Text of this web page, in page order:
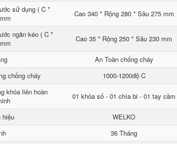
sử dụng ( C *
Cao 340 * Rộng 280 * Sâu 275 mm
ngăn kéo ( C *
Cao 35 * Rộng 250 * Sâu 230 mm
An Toàn chống cháy
chống cháy
1000-1200độ C
khóa liên hoàn
01 khóa số - 01 chìa bi - 01 tay cầm
hiệu
WELKO
36 Tháng